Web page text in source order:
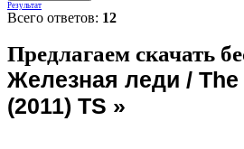
Результат
Всего ответов: 12